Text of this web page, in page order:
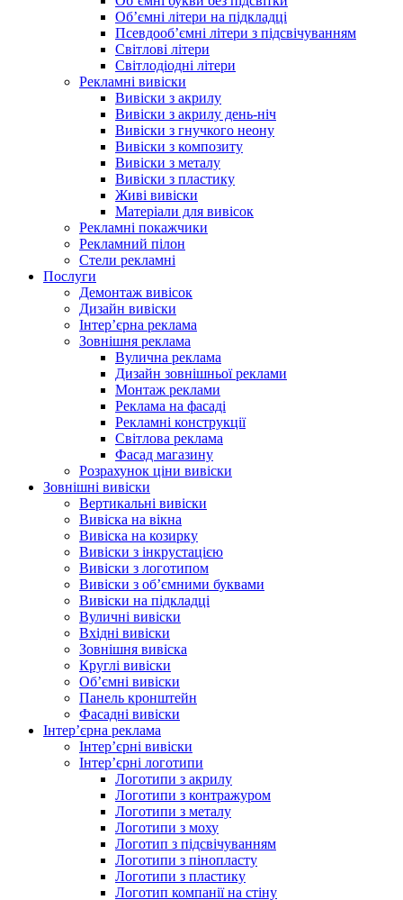
Об’ємні літери на підкладці
Псевдооб’ємні літери з підсвічуванням
Світлові літери
Світлодіодні літери
Рекламні вивіски
Вивіски з акрилу
Вивіски з акрилу день-ніч
Вивіски з гнучкого неону
Вивіски з композиту
Вивіски з металу
Вивіски з пластику
Живі вивіски
Матеріали для вивісок
Рекламні покажчики
Рекламний пілон
Стели рекламні
Послуги
Демонтаж вивісок
Дизайн вивіски
Інтер’єрна реклама
Зовнішня реклама
Вулична реклама
Дизайн зовнішньої реклами
Монтаж реклами
Реклама на фасаді
Рекламні конструкції
Світлова реклама
Фасад магазину
Розрахунок ціни вивіски
Зовнішні вивіски
Вертикальні вивіски
Вивіска на вікна
Вивіска на козирку
Вивіски з інкрустацією
Вивіски з логотипом
Вивіски з об’ємними буквами
Вивіски на підкладці
Вуличні вивіски
Вхідні вивіски
Зовнішня вивіска
Круглі вивіски
Об’ємні вивіски
Панель кронштейн
Фасадні вивіски
Інтер’єрна реклама
Інтер’єрні вивіски
Інтер’єрні логотипи
Логотипи з акрилу
Логотипи з контражуром
Логотипи з металу
Логотипи з моху
Логотип з підсвічуванням
Логотипи з пінопласту
Логотипи з пластику
Логотип компанії на стіну